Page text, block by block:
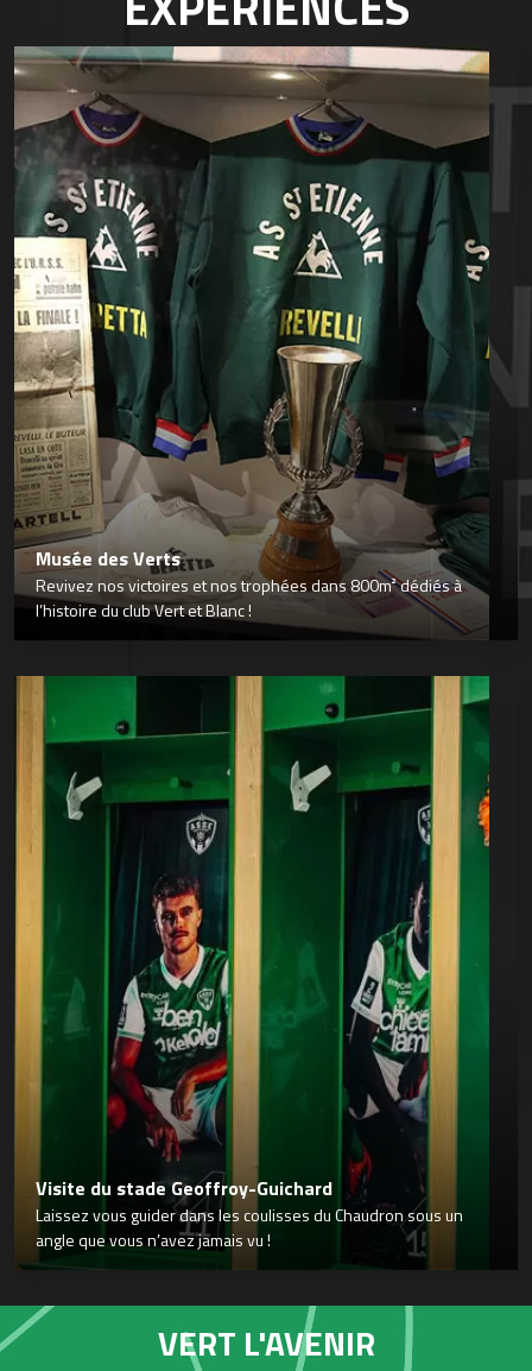
Musée des Verts
Revivez nos victoires et nos trophées dans 800m² dédiés à
l’histoire du club Vert et Blanc !
Visite du stade Geoffroy-Guichard
Laissez vous guider dans les coulisses du Chaudron sous un
angle que vous n’avez jamais vu !
VERT L'AVENIR